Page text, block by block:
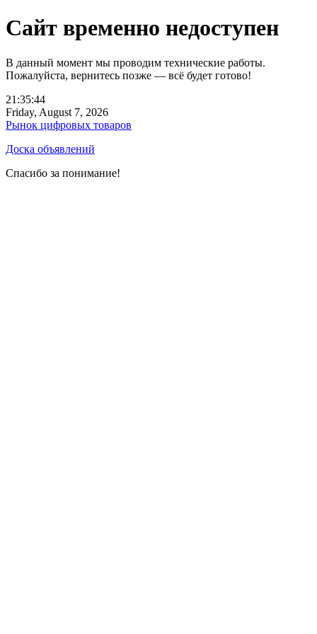
Сайт временно недоступен
В данный момент мы проводим технические работы.
Пожалуйста, вернитесь позже — всё будет готово!
21:35:44
Friday, August 7, 2026
Рынок цифровых товаров
Доска объявлений
Спасибо за понимание!